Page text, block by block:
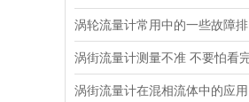
涡街流量计在混相流体中的应用